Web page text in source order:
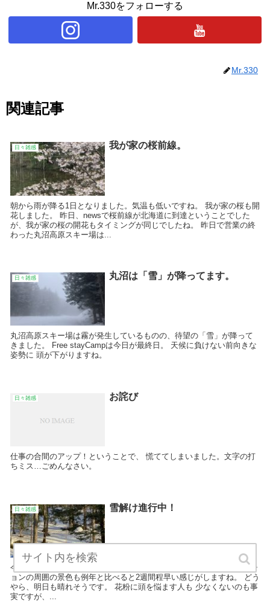
Mr.330をフォローする
Mr.330
関連記事
日々雑感 我が家の桜前線。
朝から雨が降る1日となりました。気温も低いですね。 我が家の桜も開
花しました。 昨日、newsで桜前線が北海道に到達ということでした
が、我が家の桜の開花もタイミングが同じでしたね。 昨日で営業の終
わった丸沼高原スキー場は...
日々雑感 丸沼は「雪」が降ってます。
丸沼高原スキー場は霧が発生しているものの、待望の「雪」が降って
きました。 Free stayCampは今日が最終日。 天候に負けない前向きな
姿勢に 頭が下がりますね。
日々雑感 お詫び
仕事の合間のアップ！ということで、 慌ててしまいました。文字の打
ちミス…ごめんなさい。
日々雑感 雪解け進行中！
今日も晴天なり。 一体この陽気はいつまで続くんでしょうね。 ペンシ
ョンの周囲の景色も例年と比べると2週間程早い感じがしますね。 どう
やら、明日も晴れそうです。 花粉に頭を悩ます人も 少なくないのも事
実ですが、...